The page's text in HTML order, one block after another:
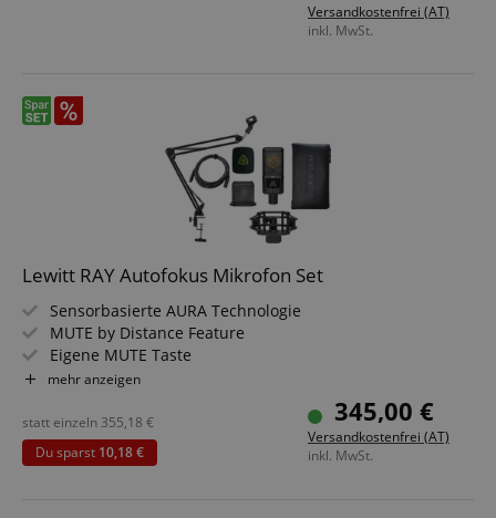
Versandkostenfrei (AT)
inkl. MwSt.
Lewitt RAY Autofokus Mikrofon Set
Sensorbasierte AURA Technologie
MUTE by Distance Feature
Eigene MUTE Taste
Record-Ready Sound
100% analoger Signalpfad
Sparset inklusive Mikrofonarm und XLR-Kabel
mehr anzeigen
345,00 €
Versandkostenfrei (AT)
inkl. MwSt.
statt einzeln 355,18 €
Du sparst 10,18 €